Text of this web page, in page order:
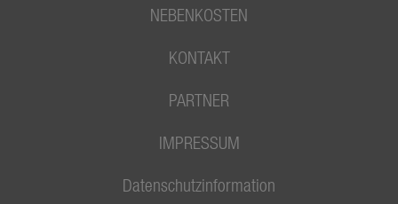
NEBENKOSTEN
KONTAKT
PARTNER
IMPRESSUM
Datenschutzinformation